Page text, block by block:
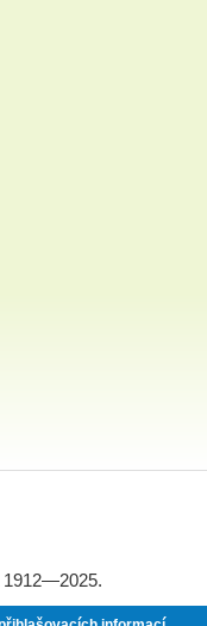
1912—2025.